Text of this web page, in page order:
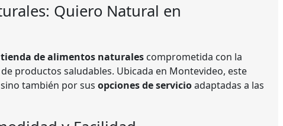
Quiero Natural en
tienda de alimentos naturales comprometida con la
productos saludables. Ubicada en Montevideo, este
también por sus opciones de servicioadaptadas a las